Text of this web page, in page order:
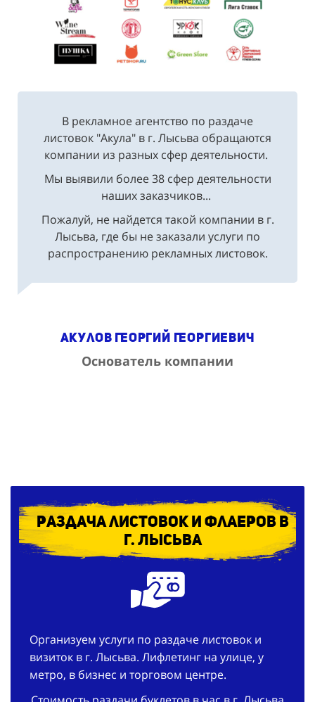
В рекламное агентство по раздаче
листовок "Акула" в г. Лысьва обращаются
компании из разных сфер деятельности.
Мы выявили более 38 сфер деятельности
наших заказчиков...
Пожалуй, не найдется такой компании в г.
Лысьва, где бы не заказали услуги по
распространению рекламных листовок.
Акулов Георгий Георгиевич
Основатель компании
Раздача листовок и флаеров в
г. Лысьва
Организуем услуги по раздаче листовок и
визиток в г. Лысьва. Лифлетинг на улице, у
метро, в бизнес и торговом центре.